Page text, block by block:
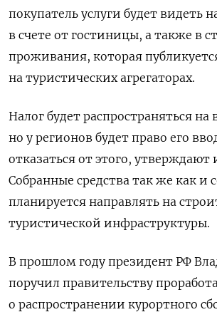
покупатель услуги будет видеть
в счете от гостиницы, а также в
проживания, которая
на туристических агрегаторах.
Налог будет распространяться на
но у регионов будет право его
отказаться от этого, утверждают
Собранные средства так же как и
планируется направлять на
туристической инфраструктуры.
В прошлом году президент РФ
поручил правительству
о распространении курортного